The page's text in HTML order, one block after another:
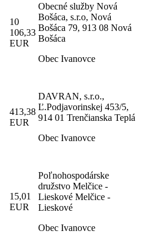
10
106,33
EUR
Obecné služby Nová
Bošáca, s.r.o, Nová
Bošáca 79, 913 08 Nová
Bošáca
Obec Ivanovce
413,38
EUR
DAVRAN, s.r.o.,
Ľ.Podjavorinskej 453/5,
914 01 Trenčianska Teplá
Obec Ivanovce
15,01
EUR
Poľnohospodárske
družstvo Melčice -
Lieskové Melčice -
Lieskové
Obec Ivanovce